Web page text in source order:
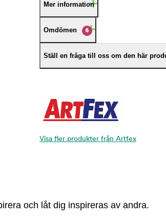
Mer information
Omdömen 6
Ställ en fråga till oss om den här
Visa fler produkter från Artfex
och låt dig inspireras av andra.